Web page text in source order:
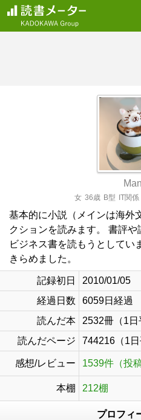
女 36歳 B型 IT関係
基本的に小説（メインは海外
クションを読みます。 書評
ビジネス書を読もうとしてい
きらめました。
記録初日
2010/01/05
経過日数
6059日経過
読んだ本
2532冊（1
読んだページ
744216（1日
感想/レビュー 1539件（投
本棚 212棚
プロフィ